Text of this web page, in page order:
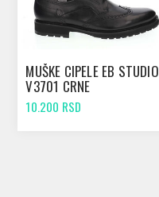
MUŠKE CIPELE EB STUDIO
V3701 CRNE
10.200 RSD